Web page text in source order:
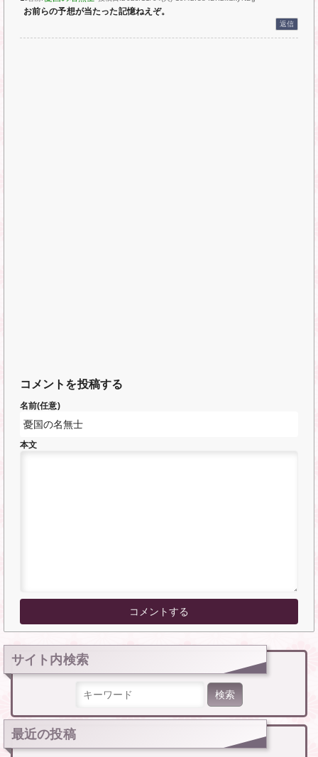
お前らの予想が当たった記憶ねえぞ。
返信
コメントを投稿する
名前(任意)
本文
サイト内検索
最近の投稿